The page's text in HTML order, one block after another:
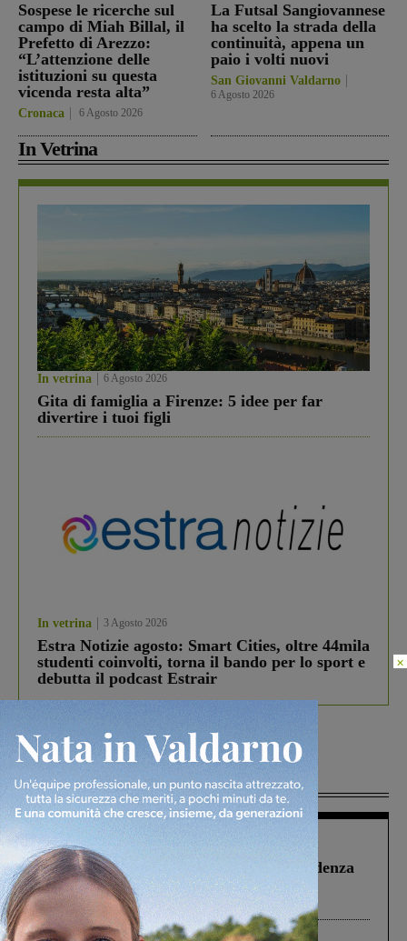
Sospese le ricerche sul
campo di Miah Billal, il
Prefetto di Arezzo:
“L’attenzione delle
istituzioni su questa
vicenda resta alta”
Cronaca 6 Agosto 2026
La Futsal Sangiovannese
ha scelto la strada della
continuità, appena un
paio i volti nuovi
San Giovanni Valdarno
6 Agosto 2026
In Vetrina
In vetrina 6 Agosto 2026
Gita di famiglia a Firenze: 5 idee per far
divertire i tuoi figli
In vetrina 3 Agosto 2026
Estra Notizie agosto: Smart Cities, oltre 44mila
studenti coinvolti, torna il bando per lo sport e
debutta il podcast Estrair
Più lette
Figline Incisa Valdarno 1 Agosto 2026
Piscina di Figline finanziata oltre la scadenza
Pnrr, il gruppo di Fratelli d’Italia: “Un
ringraziamento al Governo”
×